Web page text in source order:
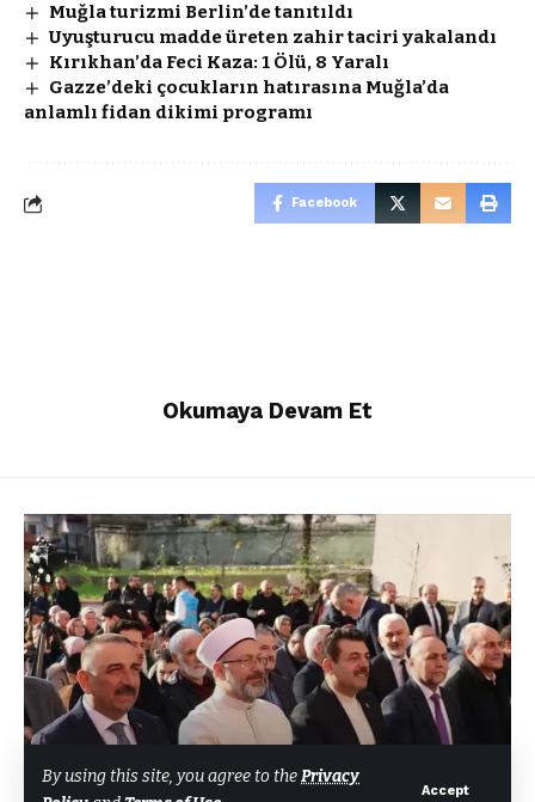
By using this site, you agree to thePrivacy
Accept
Muğla turizmi Berlin’de tanıtıldı
Uyuşturucu madde üreten zahir taciri yakalandı
Kırıkhan’da Feci Kaza: 1 Ölü, 8 Yaralı
Gazze’deki çocukların hatırasına Muğla’da
anlamlı fidan dikimi programı
Facebook
Okumaya Devam Et
GENEL